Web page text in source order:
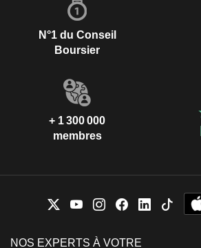
N°1 du Conseil
Boursier
+ 1 300 000
membres
NOS EXPERTS À VOTRE